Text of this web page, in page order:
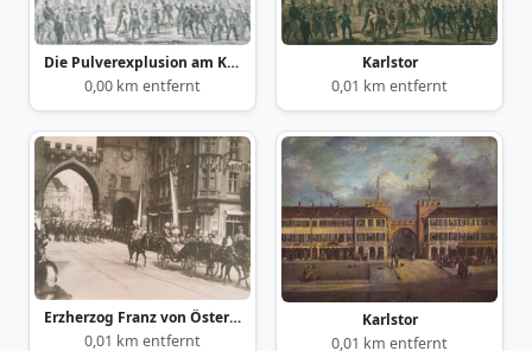
Die Pulverexplusion am Karlstor 15. Sept. 1857
0,00 km entfernt
Karlstor
0,01 km entfernt
Erzherzog Franz von Österreich
0,01 km entfernt
Karlstor
0,01 km entfernt